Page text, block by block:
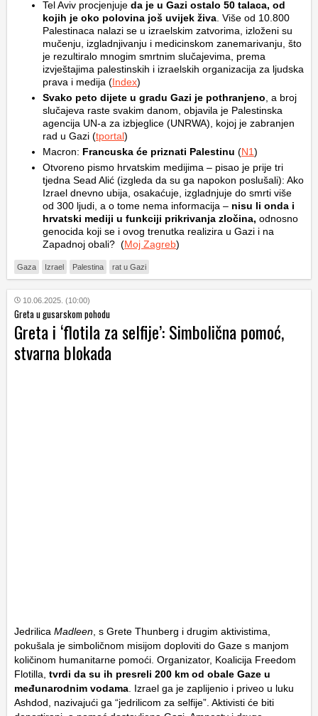
Tel Aviv procjenjuje da je u Gazi ostalo 50 talaca, od
kojih je oko polovina još uvijek živa. Više od 10.800
Palestinaca nalazi se u izraelskim zatvorima, izloženi su
mučenju, izgladnjivanju i medicinskom zanemarivanju, što
je rezultiralo mnogim smrtnim slučajevima, prema
izvještajima palestinskih i izraelskih organizacija za ljudska
prava i medija (Index)
Svako peto dijete u gradu Gazi je pothranjeno, a broj
slučajeva raste svakim danom, objavila je Palestinska
agencija UN-a za izbjeglice (UNRWA), kojoj je zabranjen
rad u Gazi (tportal)
Macron: Francuska će priznati Palestinu (N1)
Otvoreno pismo hrvatskim medijima – pisao je prije tri
tjedna Sead Alić (izgleda da su ga napokon poslušali): Ako
Izrael dnevno ubija, osakaćuje, izgladnjuje do smrti više
od 300 ljudi, a o tome nema informacija – nisu li onda i
hrvatski mediji u funkciji prikrivanja zločina, odnosno
genocida koji se i ovog trenutka realizira u Gazi i na
Zapadnoj obali? (Moj Zagreb)
Gaza Izrael Palestina rat u Gazi
10.06.2025. (10:00)
Greta u gusarskom pohodu
Greta i ‘flotila za selfije’: Simbolična pomoć,
stvarna blokada
Jedrilica Madleen , s Grete Thunberg i drugim aktivistima,
pokušala je simboličnom misijom doploviti do Gaze s manjom
količinom humanitarne pomoći. Organizator, Koalicija Freedom
Flotilla, tvrdi da su ih presreli 200 km od obale Gaze u
međunarodnim vodama . Izrael ga je zaplijenio i priveo u luku
Ashdod, nazivajući ga “jedrilicom za selfije”. Aktivisti će biti